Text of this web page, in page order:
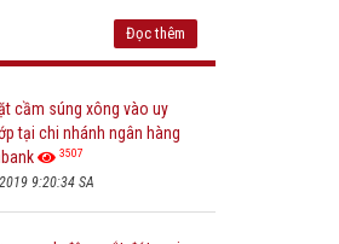
Đọc thêm
cầm súng xông vào uy
tại chi nhánh ngân hàng
3507
9:20:34 SA